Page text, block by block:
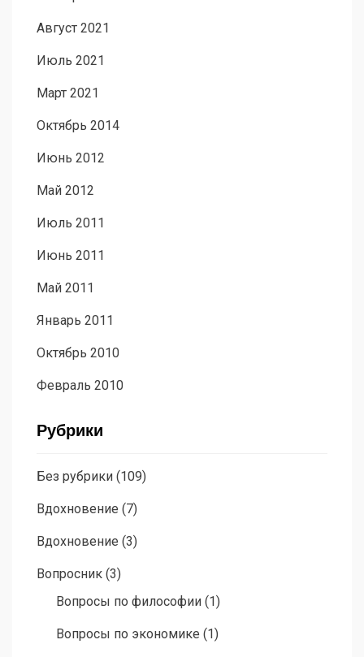
Август 2021
Июль 2021
Март 2021
Октябрь 2014
Июнь 2012
Май 2012
Июль 2011
Июнь 2011
Май 2011
Январь 2011
Октябрь 2010
Февраль 2010
Рубрики
Без рубрики (109)
Вдохновение (7)
Вдохновение (3)
Вопросник (3)
Вопросы по философии (1)
Вопросы по экономике (1)